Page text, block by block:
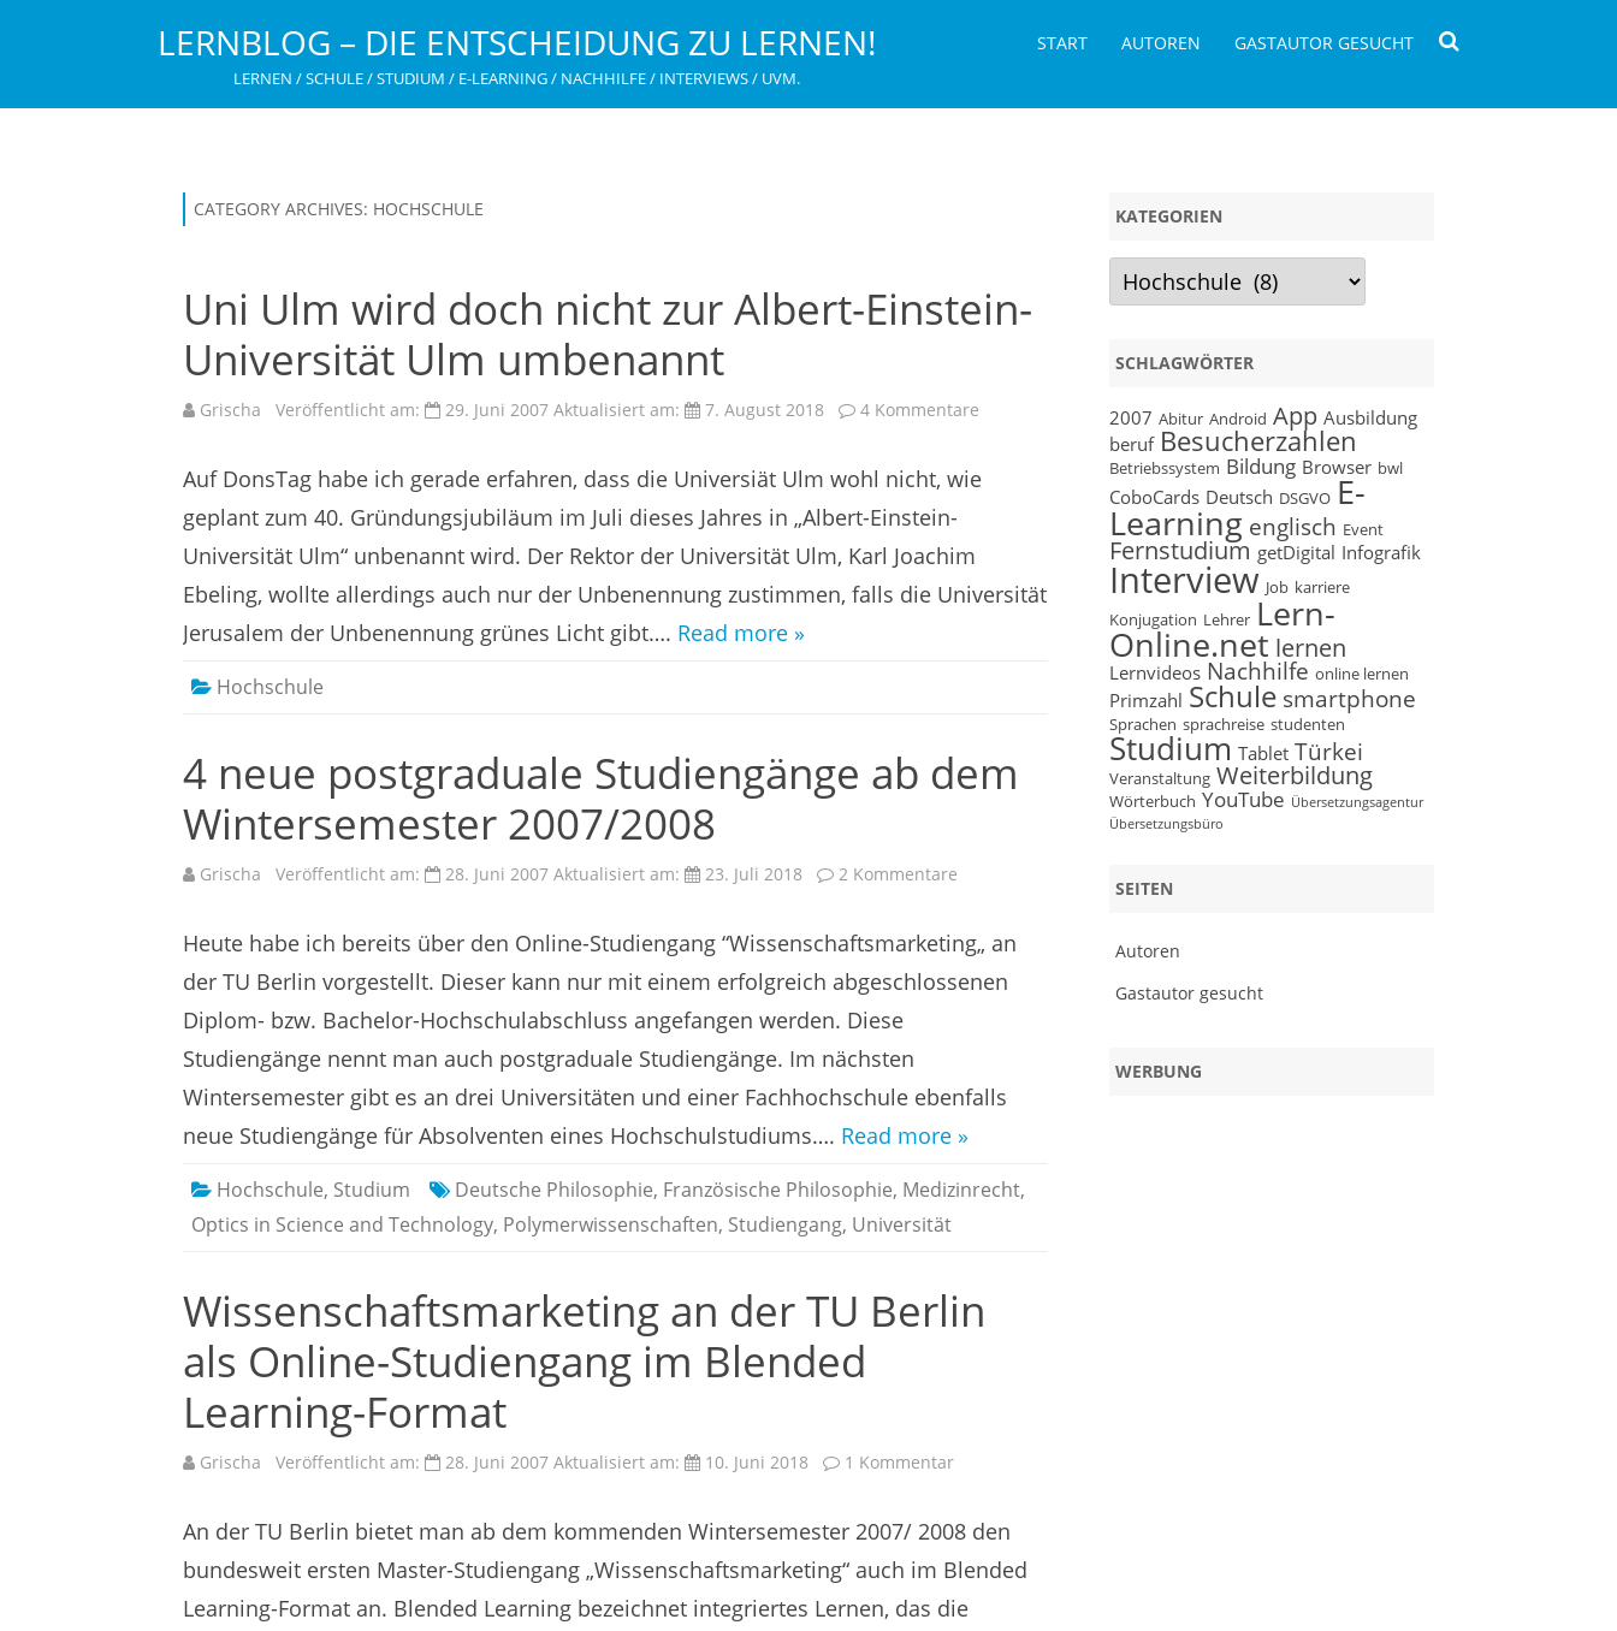
LERNBLOG – DIE ENTSCHEIDUNG ZU LERNEN!
LERNEN / SCHULE / STUDIUM / E-LEARNING / NACHHILFE / INTERVIEWS / UVM.
START AUTOREN GASTAUTOR GESUCHT
CATEGORY ARCHIVES: HOCHSCHULE
Uni Ulm wird doch nicht zur Albert-Einstein-
Universität Ulm umbenannt
Grischa Veröffentlicht am: 29. Juni 2007 Aktualisiert am: 7. August 2018 4 Kommentare
doch
nicht
umbenannt
Auf DonsTag habe ich gerade erfahren, dass die Universiät Ulm wohl nicht, wie
geplant zum 40. Gründungsjubiläum im Juli dieses Jahres in „Albert-Einstein-
Universität Ulm“ unbenannt wird. Der Rektor der Universität Ulm, Karl Joachim
Ebeling, wollte allerdings auch nur der Unbenennung zustimmen, falls die Universität
Jerusalem der Unbenennung grünes Licht gibt…. Read more »
Hochschule
4 neue postgraduale Studiengänge ab dem
Wintersemester 2007/2008
Grischa Veröffentlicht am: 28. Juni 2007 Aktualisiert am: 23. Juli 2018 2 Kommentare
Studiengänge
ab
dem
Wintersemester
Heute habe ich bereits über den Online-Studiengang “Wissenschaftsmarketing„ an
der TU Berlin vorgestellt. Dieser kann nur mit einem erfolgreich abgeschlossenen
Diplom- bzw. Bachelor-Hochschulabschluss angefangen werden. Diese
Studiengänge nennt man auch postgraduale Studiengänge. Im nächsten
Wintersemester gibt es an drei Universitäten und einer Fachhochschule ebenfalls
neue Studiengänge für Absolventen eines Hochschulstudiums…. Read more »
Hochschule, Studium Deutsche Philosophie, Französische Philosophie, Medizinrecht,
Optics in Science and Technology, Polymerwissenschaften, Studiengang, Universität
Wissenschaftsmarketing an der TU Berlin
als Online-Studiengang im Blended
Learning-Format
Grischa Veröffentlicht am: 28. Juni 2007 Aktualisiert am: 10. Juni 2018 1 Kommentarzu
TU
Berlin
als
Online-
Studiengang
im
An der TU Berlin bietet man ab dem kommenden Wintersemester 2007/ 2008 den
bundesweit ersten Master-Studiengang „Wissenschaftsmarketing“ auch im Blended
Learning-Format an. Blended Learning bezeichnet integriertes Lernen, das die
KATEGORIEN
Kategorien
SCHLAGWÖRTER
2007 Abitur Android App Ausbildung
beruf Besucherzahlen
Betriebssystem Bildung Browser bwl
CoboCards Deutsch DSGVO E-
Learning englisch Event
Fernstudium getDigital Infografik
Interview Job karriere
Konjugation Lehrer Lern-
Online.net lernen
Lernvideos Nachhilfe online lernen
Primzahl Schule smartphone
Sprachen sprachreise studenten
Studium Tablet Türkei
Veranstaltung Weiterbildung
Wörterbuch YouTube Übersetzungsagentur
Übersetzungsbüro
SEITEN
Autoren
Gastautor gesucht
WERBUNG